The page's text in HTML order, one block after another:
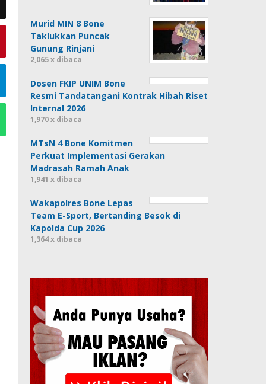
Murid MIN 8 Bone
Taklukkan Puncak
Gunung Rinjani
2,065 x dibaca
Dosen FKIP UNIM Bone
Resmi Tandatangani Kontrak Hibah Riset
Internal 2026
1,970 x dibaca
MTsN 4 Bone Komitmen
Perkuat Implementasi Gerakan
Madrasah Ramah Anak
1,941 x dibaca
Wakapolres Bone Lepas
Team E-Sport, Bertanding Besok di
Kapolda Cup 2026
1,364 x dibaca